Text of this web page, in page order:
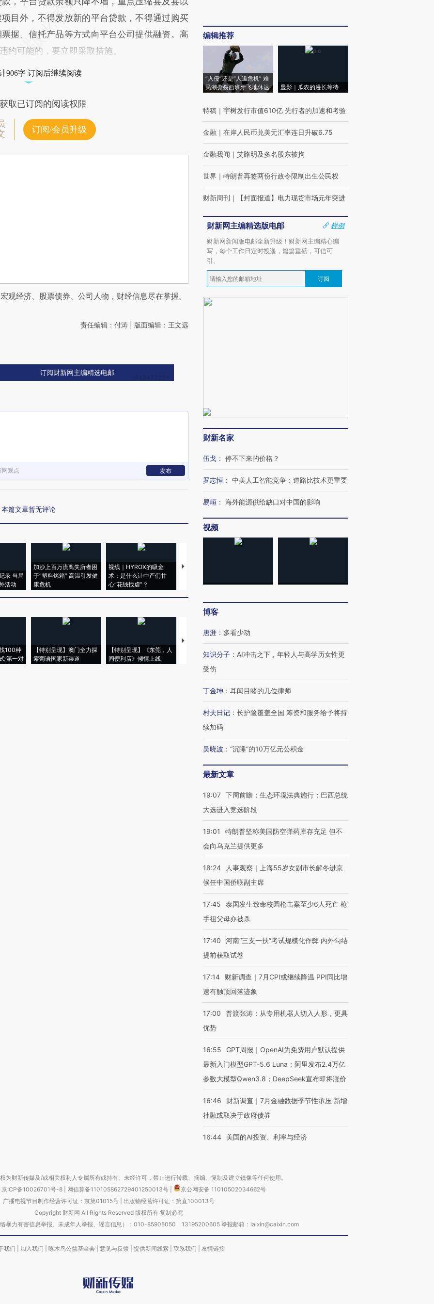
目外，不得发放新的平台贷款，不得通过购买
据、信托产品等方式向平台公司提供融资。高
约可能的，要立即采取措施。
906字 订阅后继续阅读
取已订阅的阅读权限
订阅/会员升级
观经济、股票债券、公司人物，财经信息尽在掌握。
责任编辑：付涛 | 版面编辑：王文远
订阅财新网主编精选电邮
网观点 发布
本篇文章暂无评论
录 当局
活动
加沙上百万流离失所者困
于“塑料烤箱” 高温引发健
康危机
视线｜HYROX的吸金
术：是什么让中产们甘
心“花钱找虐”？
马航飞行员跨国走私7万
育部长拱下台
飞地休达
100种
·第一对
【特别呈现】澳门全力探
索葡语国家新渠道
【特别呈现】《东莞，人
间便利店》倾情上线
【推广】走进第四届链博
会，让数智科技“链”接产
【特别呈现】寻找100种
有意思的生活方式·第三对
CFO：不靠规模取胜，华
住三大增长引擎是什么？
编辑推荐
“入侵”还是“人道危机” 难
民潮撕裂西班牙飞地休达
显影｜瓜农的漫长等待
特稿 ｜ 宇树发行市值610亿 先行者的加速和考验
金融 ｜ 在岸人民币兑美元汇率连日升破6.75
金融我闻 ｜ 艾路明及多名股东被拘
世界 ｜ 特朗普再签两份行政令限制出生公民权
财新周刊 ｜ 【封面报道】电力现货市场元年突进
财新网主编精选版电邮
样例
财新网新闻版电邮全新升级！财新网主编精心编
写，每个工作日定时投递，篇篇重磅，可信可
引。
订阅
财新名家
伍戈 ： 停不下来的价格？
罗志恒 ： 中美人工智能竞争：道路比技术更重要
易峘 ： 海外能源供给缺口对中国的影响
视频
博客
唐涯 ： 多看少动
知识分子 ： AI冲击之下，年轻人与高学历女性更
受伤
丁金坤 ： 耳闻目睹的几位律师
村夫日记 ： 长护险覆盖全国 筹资和服务给予将持
续加码
吴晓波 ： “沉睡”的10万亿元公积金
最新文章
19:07 下周前瞻：生态环境法典施行；巴西总统
大选进入竞选阶段
19:01
特朗普坚称美国防空弹药库存充足 但不
会向乌克兰提供更多
18:24
人事观察｜上海55岁女副市长解冬进京
候任中国侨联副主席
17:45
泰国发生致命校园枪击案至少6人死亡 枪
手祖父母亦被杀
17:40
河南“三支一扶”考试规模化作弊 内外勾结
提前获取试卷
17:14
财新调查｜7月CPI或继续降温 PPI同比增
速有触顶回落迹象
17:00
普渡张涛：从专用机器人切入人形，更具
优势
16:55
GPT周报｜OpenAI为免费用户默认提供
最新入门模型GPT-5.6 Luna；阿里发布2.4万亿
参数大模型Qwen3.8；DeepSeek宣布即将涨价
16:46
财新调查｜7月金融数据季节性承压 新增
社融或取决于政府债券
16:44 美国的AI投资、利率与经济
为财新传媒及/或相关权利人专属所有或持有。未经许可，禁止进行转载、摘编、复制及建立镜像等任何使用。
京ICP备10026701号-8 网信算备110105862729401250013号
京公网安备 11010502034662号
广播电视节目制作经营许可证：京第01015号| 出版物经营许可证：第直100013号
Copyright 财新网 All Rights Reserved 版权所有 复制必究
暴力有害信息举报、未成年人举报、谣言信息）：010-85905050 13195200605 举报邮箱：laixin@caixin.com
我们 加入我们 啄木鸟公益基金会 意见与反馈 提供新闻线索 联系我们 友情链接